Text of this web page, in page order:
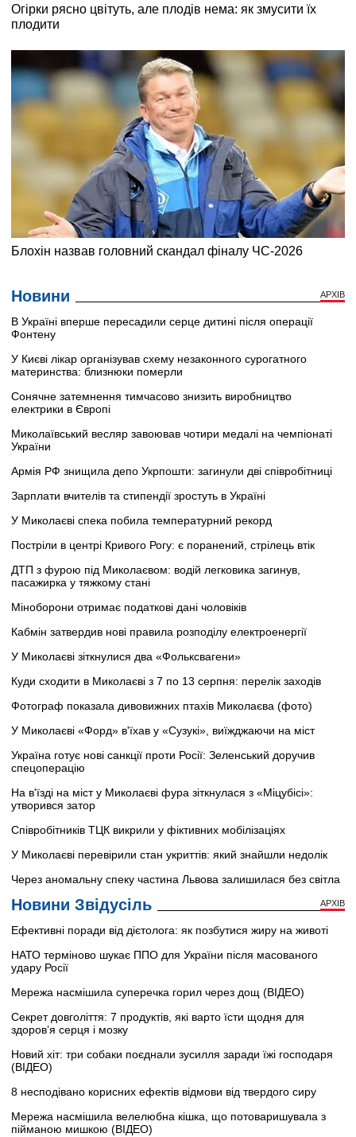
Новини АРХІВ
В Україні вперше пересадили серце дитині після операції
Фонтену
У Києві лікар організував схему незаконного сурогатного
материнства: близнюки померли
Сонячне затемнення тимчасово знизить виробництво
електрики в Європі
Миколаївський весляр завоював чотири медалі на чемпіонаті
України
Армія РФ знищила депо Укрпошти: загинули дві співробітниці
Зарплати вчителів та стипендії зростуть в Україні
У Миколаєві спека побила температурний рекорд
Постріли в центрі Кривого Рогу: є поранений, стрілець втік
ДТП з фурою під Миколаєвом: водій легковика загинув,
пасажирка у тяжкому стані
Міноборони отримає податкові дані чоловіків
Кабмін затвердив нові правила розподілу електроенергії
У Миколаєві зіткнулися два «Фольксвагени»
Куди сходити в Миколаєві з 7 по 13 серпня: перелік заходів
Фотограф показала дивовижних птахів Миколаєва (фото)
У Миколаєві «Форд» в'їхав у «Сузукі», виїжджаючи на міст
Україна готує нові санкції проти Росії: Зеленський доручив
спецоперацію
На в'їзді на міст у Миколаєві фура зіткнулася з «Міцубісі»:
утворився затор
Співробітників ТЦК викрили у фіктивних мобілізаціях
У Миколаєві перевірили стан укриттів: який знайшли недолік
Через аномальну спеку частина Львова залишилася без світла
Новини Звідусіль АРХІВ
Ефективні поради від дієтолога: як позбутися жиру на животі
НАТО терміново шукає ППО для України після масованого
удару Росії
Мережа насмішила суперечка горил через дощ (ВІДЕО)
Секрет довголіття: 7 продуктів, які варто їсти щодня для
здоров’я серця і мозку
Новий хіт: три собаки поєднали зусилля заради їжі господаря
(ВІДЕО)
8 несподівано корисних ефектів відмови від твердого сиру
Мережа насмішила велелюбна кішка, що потоваришувала з
пійманою мишкою (ВІДЕО)